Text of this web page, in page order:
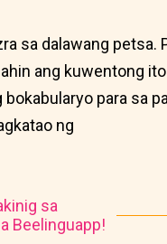
sa dalawang petsa.
ang kuwentong
para sa
ng
sa
Beelinguapp!